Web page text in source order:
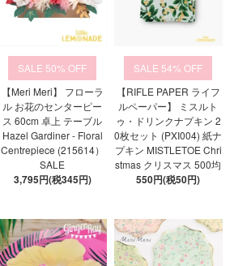
50%
【Meri Meri】 フローラ
ル お花のセンターピー
ス 60cm 卓上 テーブル
Hazel Gardiner - Floral
Centrepiece (215614）
SALE
3,795円(税345円)
54%
【RIFLE PAPER ライフ
ルペーパー】 ミスルト
ゥ・ドリンクナプキン 2
0枚セット (PXI004) 紙ナ
プキン MISTLETOE Chri
stmas クリスマス 500均
550円(税50円)